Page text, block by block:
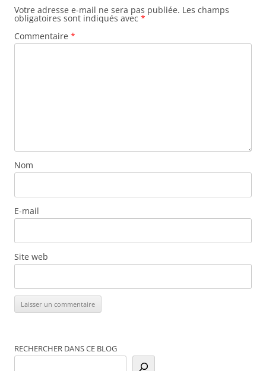
Votre adresse e-mail ne sera pas publiée. Les champs
obligatoires sont indiqués avec *
Commentaire *
Nom
E-mail
Site web
RECHERCHER DANS CE BLOG